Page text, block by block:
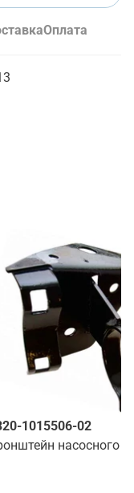
Оплата
1015506-02
насосного